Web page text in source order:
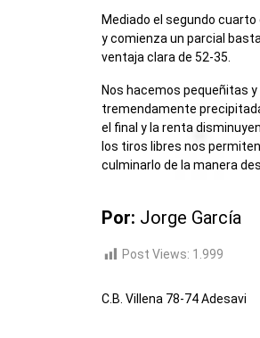
Mediado el segundo
y comienza un parcial
ventaja clara de 52-35.
Nos hacemos pequeñitas
tremendamente
el final y la renta
los tiros libres nos
culminarlo de la manera
Por: Jorge García
Post Views: 1.999
C.B. Villena 78-74 Adesavi